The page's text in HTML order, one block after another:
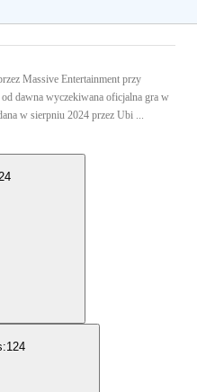
Massive Entertainment przy
dawna wyczekiwana oficjalna gra w
w sierpniu 2024 przez Ubi ...
124